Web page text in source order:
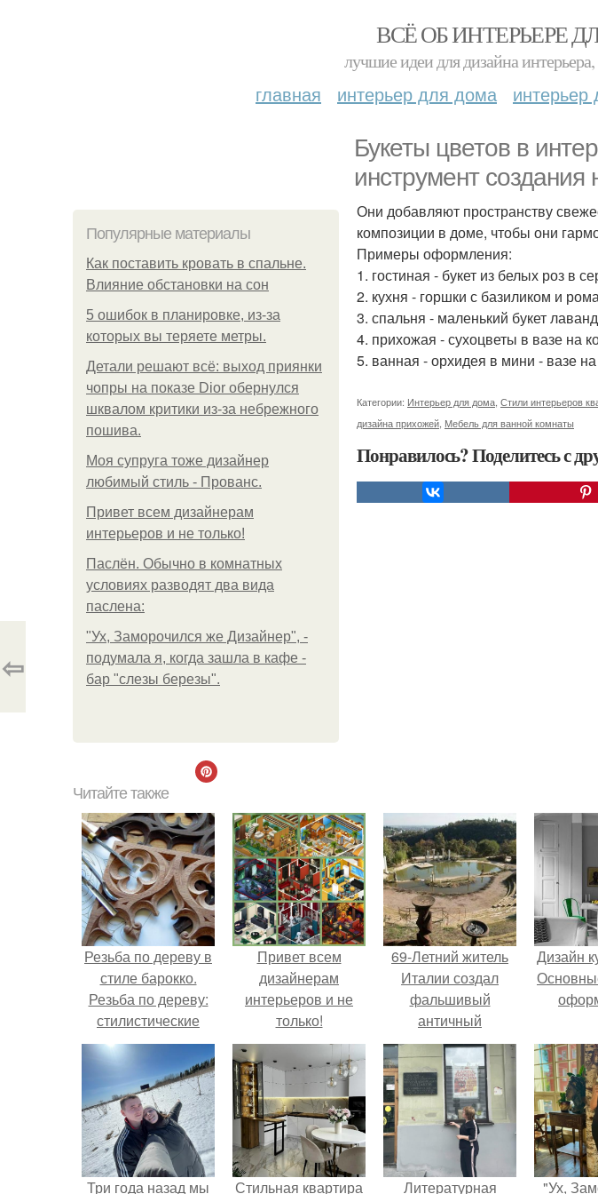
ВСЁ ОБ ИНТЕРЬЕРЕ
лучшие идеи для дизайна
главная интерьер для дома интерьер
Букеты цветов в
инструмент
Популярные материалы
Как поставить кровать в спальне.
Влияние обстановки на сон
5 ошибок в планировке, из-за
которых вы теряете метры.
Детали решают всё: выход приянки
чопры на показе Dior обернулся
шквалом критики из-за небрежного
пошива.
Моя супруга тоже дизайнер
любимый стиль - Прованс.
Привет всем дизайнерам
интерьеров и не только!
Паслён. Обычно в комнатных
условиях разводят два вида
паслена:
"Ух, Заморочился же Дизайнер", -
подумала я, когда зашла в кафе -
бар "слезы березы".
Они добавляют пространству
композиции в доме, чтобы они
Примеры оформления:
1. гостиная - букет из белых роз в
2. кухня - горшки с базиликом и
3. спальня - маленький букет
4. прихожая - сухоцветы в вазе на
5. ванная - орхидея в мини - вазе
Категории: Интерьер для дома Стили интерьеров
дизайна прихожей Мебель для ванной комнаты
Понравилось? Поделитесь с
⇦
Читайте также
Резьба по дереву в
стиле барокко.
Резьба по дереву:
стилистические
направления и
характерные узоры.
Привет всем
дизайнерам
интерьеров и не
только!
69-Летний житель
Италии создал
фальшивый
античный
амфитеатр и
долгое время
успешно выдавал
его за настоящее
историческое
наследие.
Дизайн
Три года назад мы Стильная квартира Литературная "Ух,